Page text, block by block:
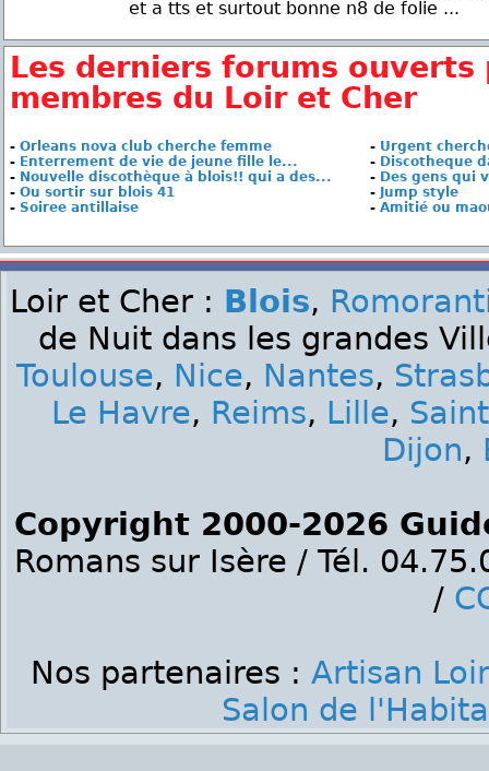
et a tts et surtout bonne n8 de folie ...
Les derniers forums ouverts
membres du Loir et Cher
- Orleans nova club cherche femme
- Enterrement de vie de jeune fille le...
- Nouvelle discothèque à blois!! qui a des...
- Ou sortir sur blois 41
- Soiree antillaise
- Urgent
- Discotheque
- Des gens qui
-
Jump style
- Amitié ou
Loir et Cher : Blois,
de Nuit dans les grandes
Toulouse, Nice, Nantes,
Le Havre, Reims, Lille,
Dijon,
Copyright 2000-2026
Romans sur Isère / Tél.
/
Nos partenaires : Artisan
Salon de